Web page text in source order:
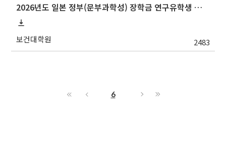
2026년도 일본 정부(문부과학성) 장학금 연구유학생 및 일한공동고등교육 유학생 교류사업(석사·박사학위 과정) 선발 안내
보건대학원 2483
6